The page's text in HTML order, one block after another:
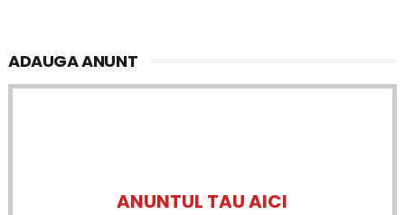
ADAUGA ANUNT
ANUNTUL TAU AICI